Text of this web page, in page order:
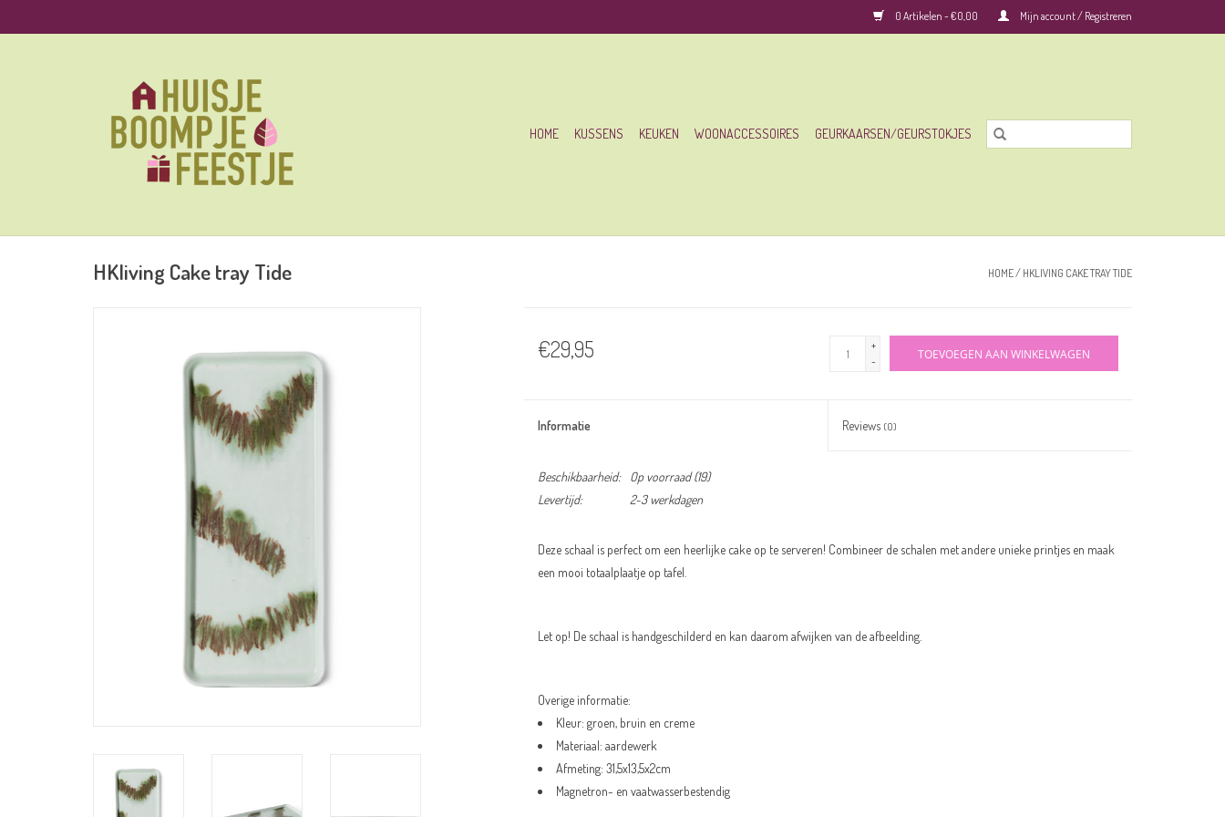
0 Artikelen - €0,00 Mijn account / Registreren
HOME KUSSENS KEUKEN WOONACCESSOIRES GEURKAARSEN/GEURSTOKJES
HKliving Cake tray Tide HOME/ HKLIVING CAKE TRAY TIDE
€29,95
+
-
TOEVOEGEN AAN WINKELWAGEN
Informatie Reviews (0)
Beschikbaarheid: Op voorraad(19)
Levertijd:
2-3 werkdagen
Deze schaal is perfect om een heerlijke cake op te serveren! Combineer de schalen met andere unieke printjes en maak
een mooi totaalplaatje op tafel.
Let op! De schaal is handgeschilderd en kan daarom afwijken van de afbeelding.
Overige informatie:
Kleur: groen, bruin en creme
Materiaal: aardewerk
Afmeting: 31,5x13,5x2cm
Magnetron- en vaatwasserbestendig